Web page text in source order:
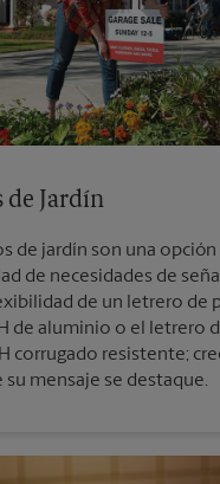
de Jardín
de jardín son una opción
de necesidades de
de un letrero de
de aluminio o el letrero
corrugado resistente;
su mensaje se destaque.